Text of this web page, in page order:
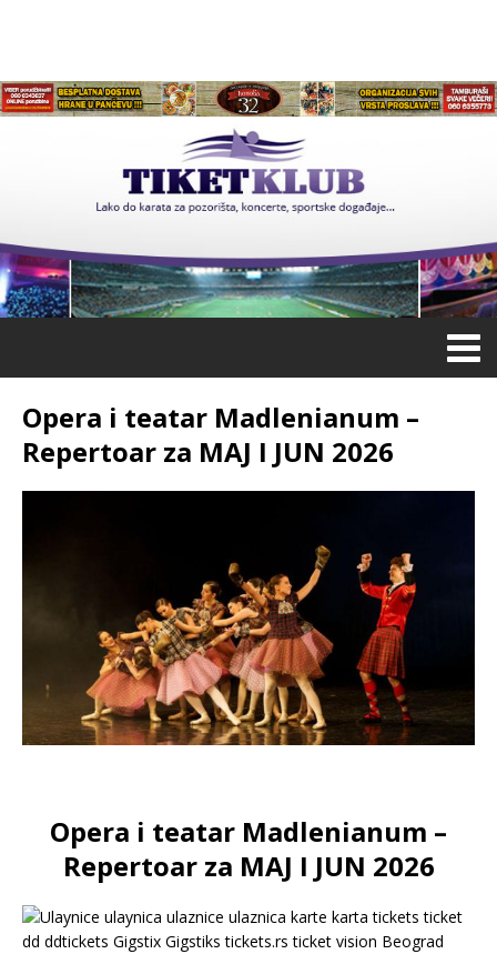
Opera i teatar Madlenianum –
Repertoar za MAJ I JUN 2026
Opera i teatar Madlenianum –
Repertoar za MAJ I JUN 2026